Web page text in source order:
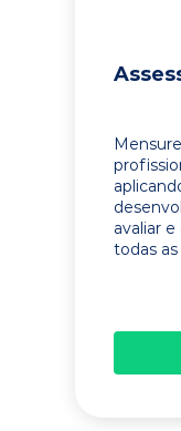
avaliar
todas as